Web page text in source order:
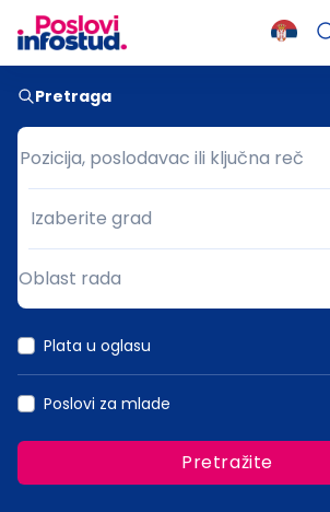
Pretraga
Pozicija, poslodavac ili ključna reč
Pozicija, poslodavac ili ključna reč
Grad
Izaberite grad
Oblast rada
Plata u oglasu
Poslovi za mlade
Pretražite